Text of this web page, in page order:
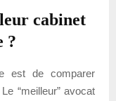
cabinet
?
est de comparer
“meilleur” avocat